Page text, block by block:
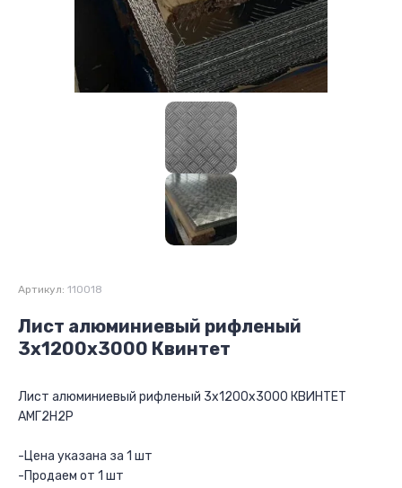
Артикул: 110018
Лист алюминиевый рифленый
3х1200х3000 Квинтет
Лист алюминиевый рифленый 3х1200х3000 КВИНТЕТ
АМГ2Н2Р
-Цена указана за 1 шт
-Продаем от 1 шт